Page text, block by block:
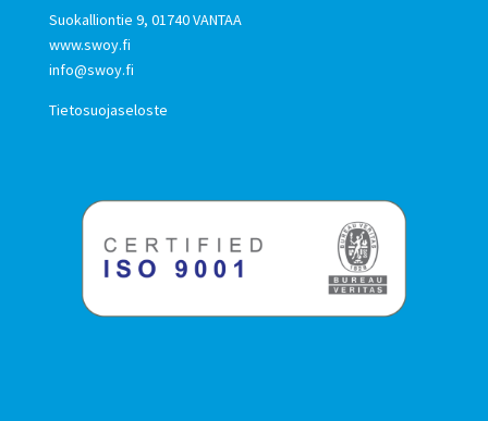
Suokalliontie 9, 01740 VANTAA
www.swoy.fi
info@swoy.fi
Tietosuojaseloste